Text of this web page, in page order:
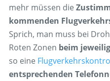
mehr müssen die
kommenden
Sprich, man muss bei
Roten Zonen beim
so eine
entsprechenden